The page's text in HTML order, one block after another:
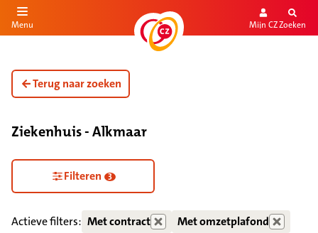
de inhoud
Menu Mijn CZZoeken
Terug naar zoeken
Ziekenhuis - Alkmaar
Zorgdiensten verborgen
Filteren 3
Actieve filters: Met contract
Met omzetplafond